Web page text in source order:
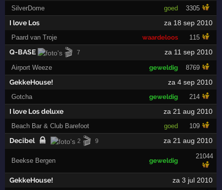
SilverDome goed 3305
I love Los za 18 sep 2010
Paard van Troje waardeloos 115
Q-BASE 🎬 7 za 11 sep 2010
Airport Weeze geweldig 8769
GekkeHouse! za 4 sep 2010
Gotcha geweldig 214
I love Los deluxe za 21 aug 2010
Beach Bar & Club Barefoot goed 109
Decibel 2 🎬 9 za 21 aug 2010
Beekse Bergen geweldig
21044
GekkeHouse! za 3 jul 2010